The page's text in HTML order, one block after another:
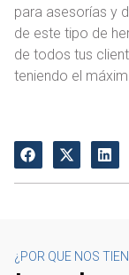
para asesorías y
de este tipo de
de todos tus
teniendo el
¿POR QUE NOS